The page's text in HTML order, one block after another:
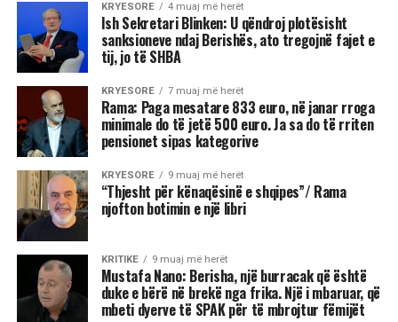
KRYESORE 4 muaj më herët
Ish Sekretari Blinken: U qëndroj plotësisht
sanksioneve ndaj Berishës, ato tregojnë fajet e
tij, jo të SHBA
KRYESORE 7 muaj më herët
Rama: Paga mesatare 833 euro, në janar rroga
minimale do të jetë 500 euro. Ja sa do të rriten
pensionet sipas kategorive
KRYESORE 9 muaj më herët
“Thjesht për kënaqësinë e shqipes”/ Rama
njofton botimin e një libri
KRITIKE 9 muaj më herët
Mustafa Nano: Berisha, një burracak që është
duke e bërë në brekë nga frika. Një i mbaruar, që
mbeti dyerve të SPAK për të mbrojtur fëmijët